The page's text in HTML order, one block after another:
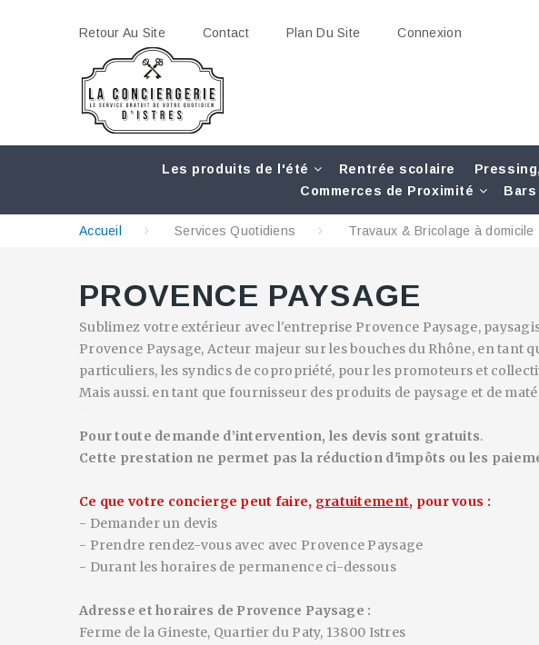
Retour Au Site Contact Plan Du Site Connexion
Les produits de l'été Rentrée scolaire
Commerces de Proximité
Accueil Services Quotidiens Travaux & Bricolage à domicile
PROVENCE PAYSAGE
Sublimez votre extérieur avec l'entreprise Provence Paysage,
Provence Paysage, Acteur majeur sur les bouches du Rhône, en tant
particuliers, les syndics de copropriété, pour les promoteurs et
Mais aussi. en tant que fournisseur des produits de paysage et de
Pour toute demande d’intervention, les devis sont gratuits.
Cette prestation ne permet pas la réduction d'impôts ou les
Ce que votre concierge peut faire, gratuitement, pour vous :
- Demander un devis
- Prendre rendez-vous avec avec Provence Paysage
- Durant les horaires de permanence ci-dessous
Adresse et horaires de Provence Paysage :
Ferme de la Gineste, Quartier du Paty, 13800 Istres